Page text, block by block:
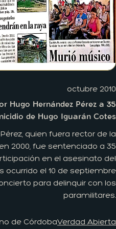
octubre 2010
Hugo Hernández Pérez a 35
de Hugo Iguarán Cotes
quien fuera rector de la
2000, fue sentenciado a 35
en el asesinato del
ocurrido el 10 de septiembre
para delinquir con los
paramilitares.
de CórdobaVerdad Abierta